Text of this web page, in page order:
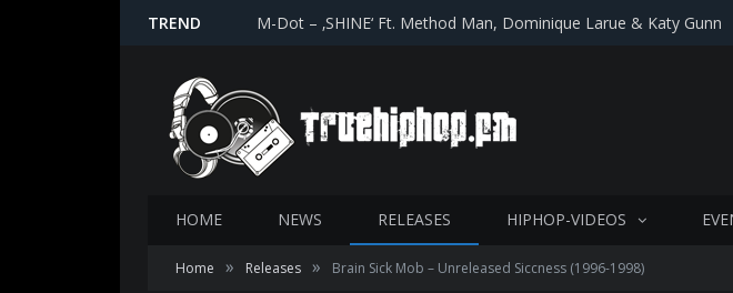
TREND M-Dot – ‚SHINE‘ Ft. Method Man, Dominique Larue & Katy Gunn
HOME NEWS RELEASES HIPHOP-VIDEOS
Home » Releases » Brain Sick Mob – Unreleased Siccness (1996-1998)